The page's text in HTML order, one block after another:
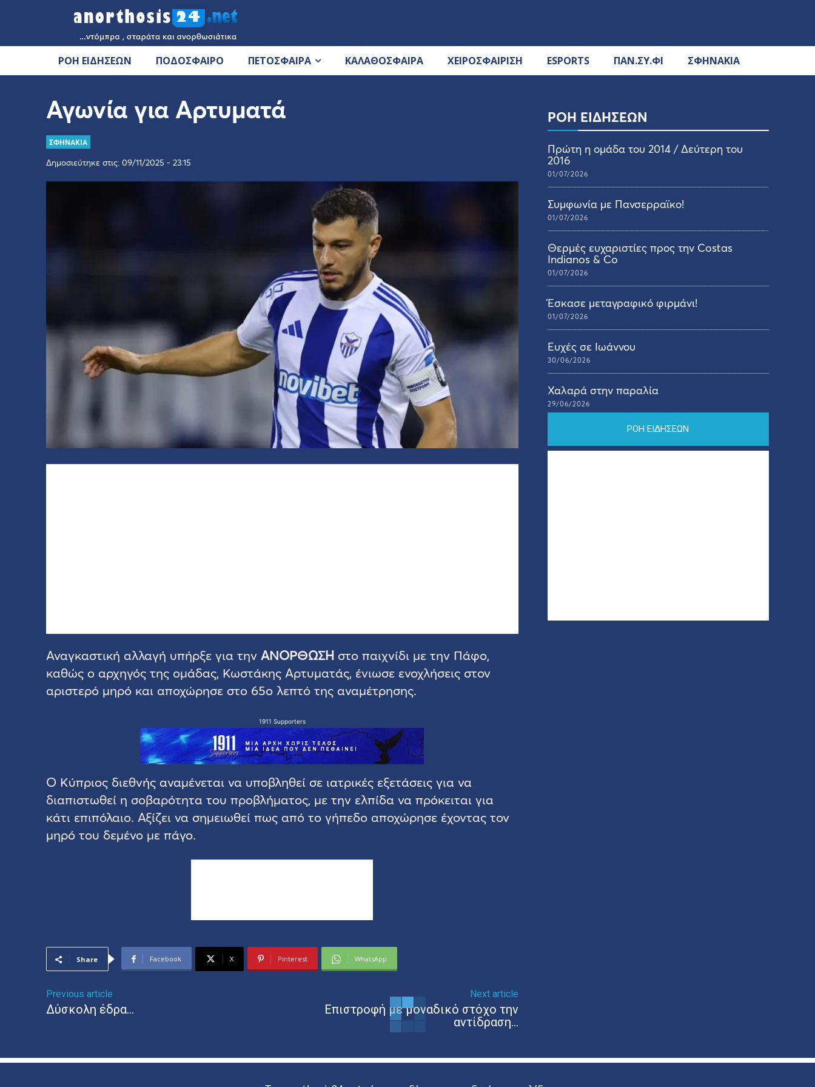
ΡΟΗ ΕΙΔΗΣΕΩΝ ΠΟΔΟΣΦΑΙΡΟ ΠΕΤΟΣΦΑΙΡΑ ΚΑΛΑΘΟΣΦΑΙΡΑ ΧΕΙΡΟΣΦΑΙΡΙΣΗ ESPORTS ΠΑΝ.ΣΥ.ΦΙ ΣΦΗΝΑΚΙΑ
Αγωνία για Αρτυματά
ΣΦΗΝΑΚΙΑ
Δημοσιεύτηκε στις: 09/11/2025 - 23:15
Αναγκαστική αλλαγή υπήρξε για την ΑΝΟΡΘΩΣΗ στο παιχνίδι με την Πάφο,
καθώς ο αρχηγός της ομάδας, Κωστάκης Αρτυματάς, ένιωσε ενοχλήσεις στον
αριστερό μηρό και αποχώρησε στο 65ο λεπτό της αναμέτρησης.
1911 Supporters
Ο Κύπριος διεθνής αναμένεται να υποβληθεί σε ιατρικές εξετάσεις για να
διαπιστωθεί η σοβαρότητα του προβλήματος, με την ελπίδα να πρόκειται για
κάτι επιπόλαιο. Αξίζει να σημειωθεί πως από το γήπεδο αποχώρησε έχοντας τον
μηρό του δεμένο με πάγο.
Share Facebook X Pinterest WhatsApp
Previous article
Δύσκολη έδρα…
Next article
Επιστροφή με μοναδικό στόχο την
αντίδραση…
ΡΟΗ ΕΙΔΗΣΕΩΝ
Πρώτη η ομάδα του 2014 / Δεύτερη του
2016
01/07/2026
Συμφωνία με Πανσερραϊκο!
01/07/2026
Θερμές ευχαριστίες προς την Costas
Indianos & Co
01/07/2026
Έσκασε μεταγραφικό φιρμάνι!
01/07/2026
Ευχές σε Ιωάννου
30/06/2026
Χαλαρά στην παραλία
29/06/2026
ΡΟΗ ΕΙΔΗΣΕΩΝ